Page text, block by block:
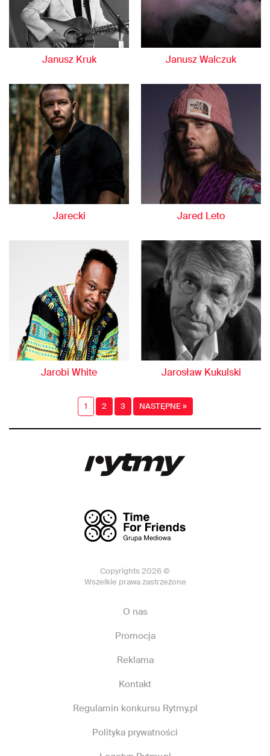
Janusz Kruk Janusz Walczuk
Jarecki Jared Leto
Jarobi White Jarosław Kukulski
1 2 3 NASTĘPNE »
Copyrights 2026 ©
Wszelkie prawa zastrzeżone
O nas
Promocja
Reklama
Kontakt
Regulamin konkursu Rytmy.pl
Polityka prywatności